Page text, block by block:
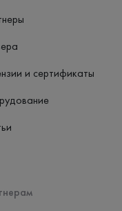
и сертификаты